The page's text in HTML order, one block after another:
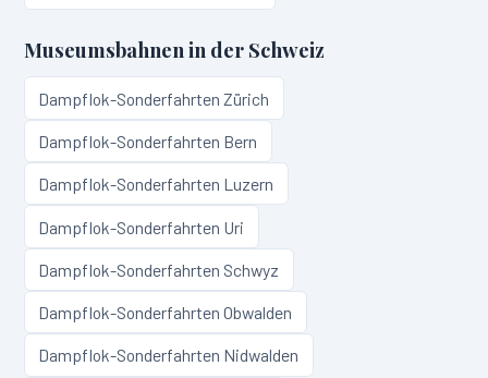
Museumsbahnen in der Schweiz
Dampflok-SonderfahrtenZürich
Dampflok-Sonderfahrten Bern
Dampflok-Sonderfahrten Luzern
Dampflok-Sonderfahrten Uri
Dampflok-Sonderfahrten Schwyz
Dampflok-SonderfahrtenObwalden
Dampflok-Sonderfahrten Nidwalden